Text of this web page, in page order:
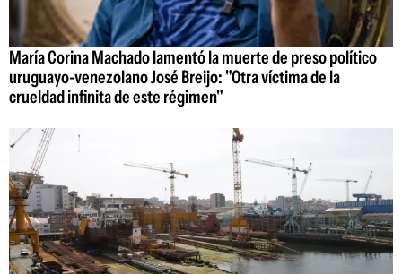
María Corina Machado lamentó la muerte de preso político
uruguayo-venezolano José Breijo: "Otra víctima de la
crueldad infinita de este régimen"